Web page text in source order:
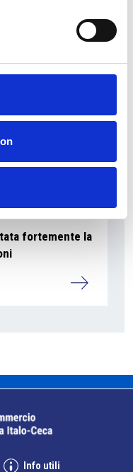
fortemente la
Info utili